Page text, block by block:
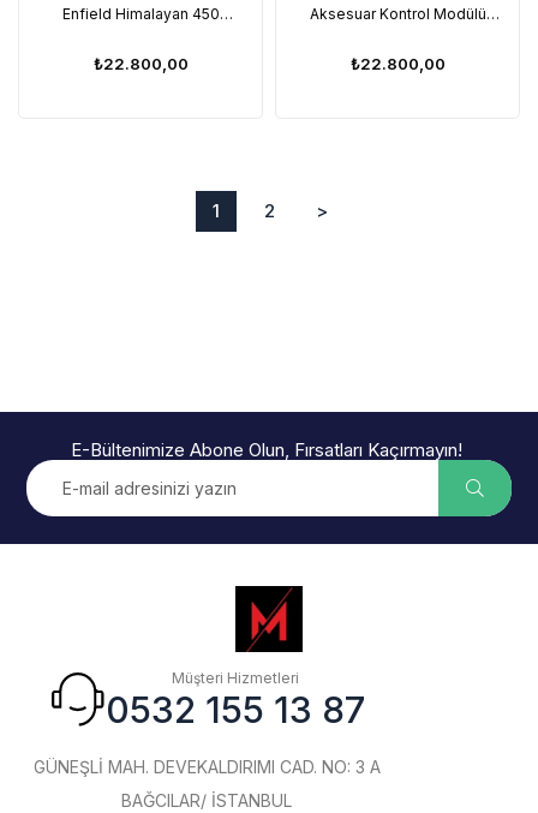
Enfield Himalayan 450
Seti 2024+ Uyumu
₺22.800,00
Aksesuar Kontrol Modülü
₺22.800,00
1 2 >
E-Bültenimize Abone Olun, Fırsatları Kaçırmayın!
Müşteri Hizmetleri
0532 155 13 87
GÜNEŞLİ MAH. DEVEKALDIRIMI CAD. NO: 3 A
BAĞCILAR/ İSTANBUL